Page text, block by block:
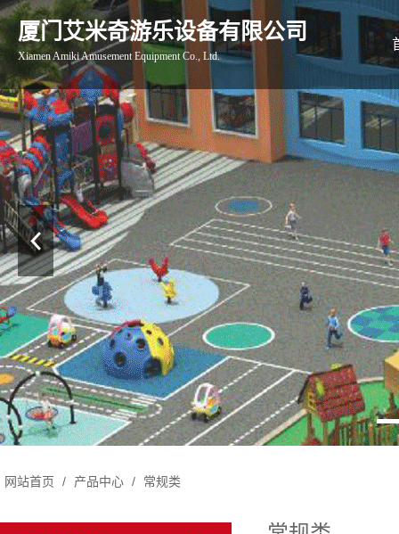
厦门艾米奇游乐设备有限公司
Xiamen Amiki Amusement Equipment Co., Ltd.
网站首页 / 产品中心 / 常规类